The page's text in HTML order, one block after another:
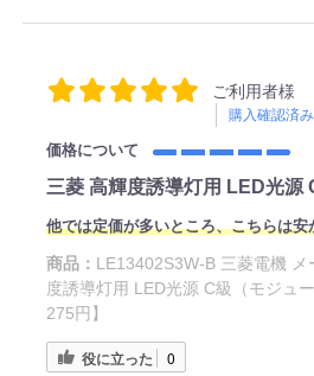
ご利用者様
購入確認済み
価格について
三菱 高輝度誘導灯用 LED光源
他では定価が多いところ、こちらは安
商品： LE13402S3W-B 三菱電機
度誘導灯用 LED光源 C級（モジュ
275円】
役に立った 0